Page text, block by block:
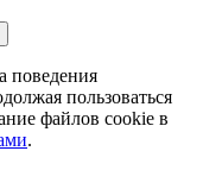
поведения
пользоваться
файлов cookie в
.